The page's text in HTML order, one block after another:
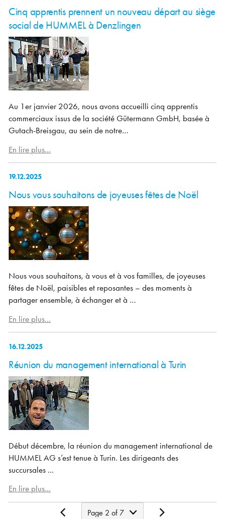
Cinq apprentis prennent un nouveau départ au siège
social de HUMMEL à Denzlingen
Au 1er janvier 2026, nous avons accueilli cinq apprentis
commerciaux issus de la société Gütermann GmbH, basée à
Gutach-Breisgau, au sein de notre…
En lire plus...
19.12.2025
Nous vous souhaitons de joyeuses fêtes de Noël
Nous vous souhaitons, à vous et à vos familles, de joyeuses
fêtes de Noël, paisibles et reposantes – des moments à
partager ensemble, à échanger et à …
En lire plus...
16.12.2025
Réunion du management international à Turin
Début décembre, la réunion du management international de
HUMMEL AG s’est tenue à Turin. Les dirigeants des
succursales ...
En lire plus...